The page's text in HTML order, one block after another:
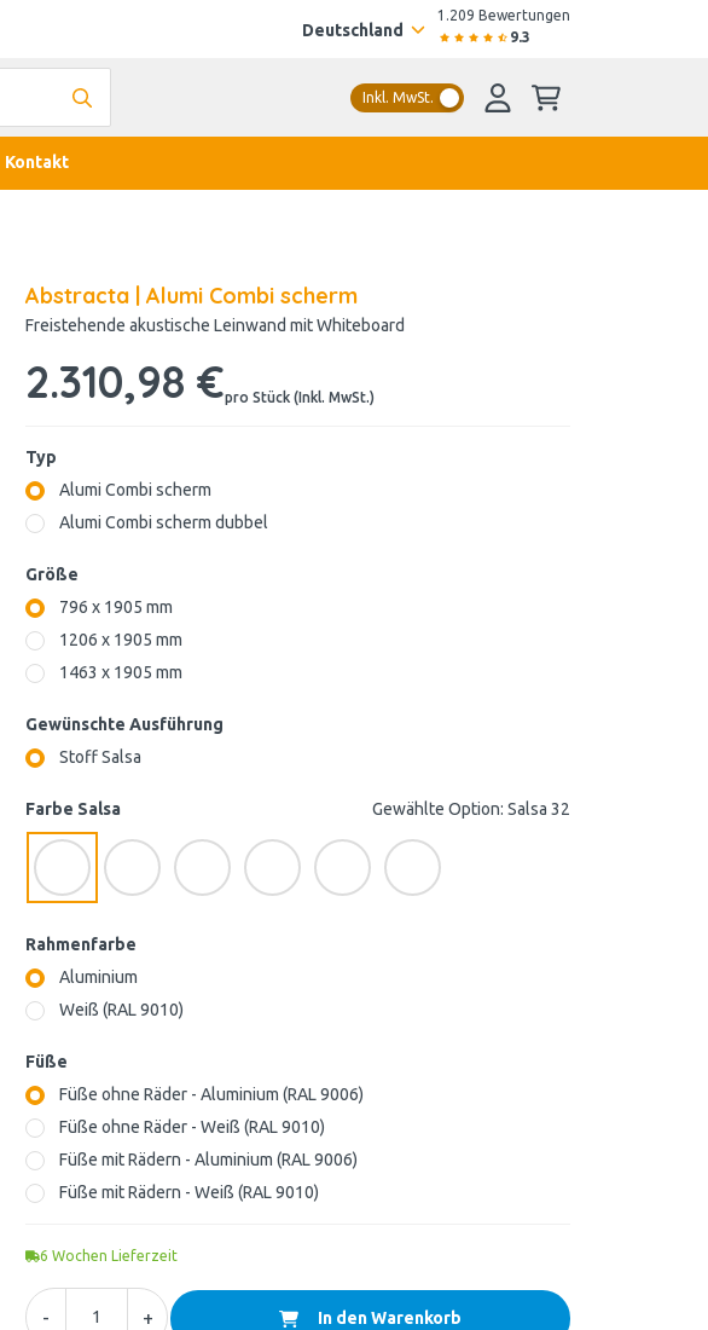
Deutschland
1.209 Bewertungen
9.3
Inkl. MwSt.
Kontakt
Abstracta | Alumi Combi scherm
Freistehende akustische Leinwand mit Whiteboard
2.310,98 €pro Stück (Inkl. MwSt.)
Typ
Alumi Combi scherm
Alumi Combi scherm dubbel
Größe
796 x 1905 mm
1206 x 1905 mm
1463 x 1905 mm
Gewünschte Ausführung
Stoff Salsa
Farbe Salsa Gewählte Option: Salsa 32
Rahmenfarbe
Aluminium
Weiß (RAL 9010)
Füße
Füße ohne Räder - Aluminium (RAL 9006)
Füße ohne Räder - Weiß (RAL 9010)
Füße mit Rädern - Aluminium (RAL 9006)
Füße mit Rädern - Weiß (RAL 9010)
6 Wochen Lieferzeit
- + In den Warenkorb